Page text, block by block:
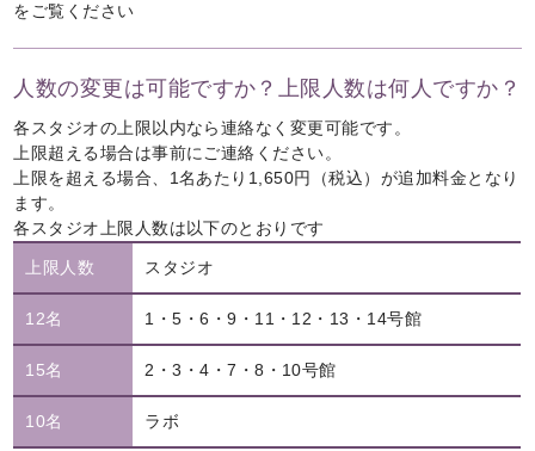
をご覧ください
人数の変更は可能ですか？上限人数は何人ですか？
各スタジオの上限以内なら連絡なく変更可能です。
上限超える場合は事前にご連絡ください。
上限を超える場合、1名あたり1,650円（税込）が追加料金となり
ます。
各スタジオ上限人数は以下のとおりです
上限人数 スタジオ
12名 1・5・6・9・11・12・13・14号館
15名 2・3・4・7・8・10号館
10名 ラボ